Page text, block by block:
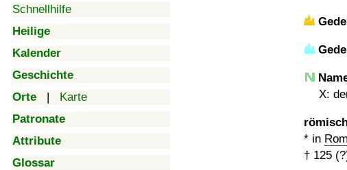
Schnellhilfe
Heilige
Kalender
Geschichte
Orte | Karte
Patronate
Attribute
Glossar
X:
* in Rom
† 125